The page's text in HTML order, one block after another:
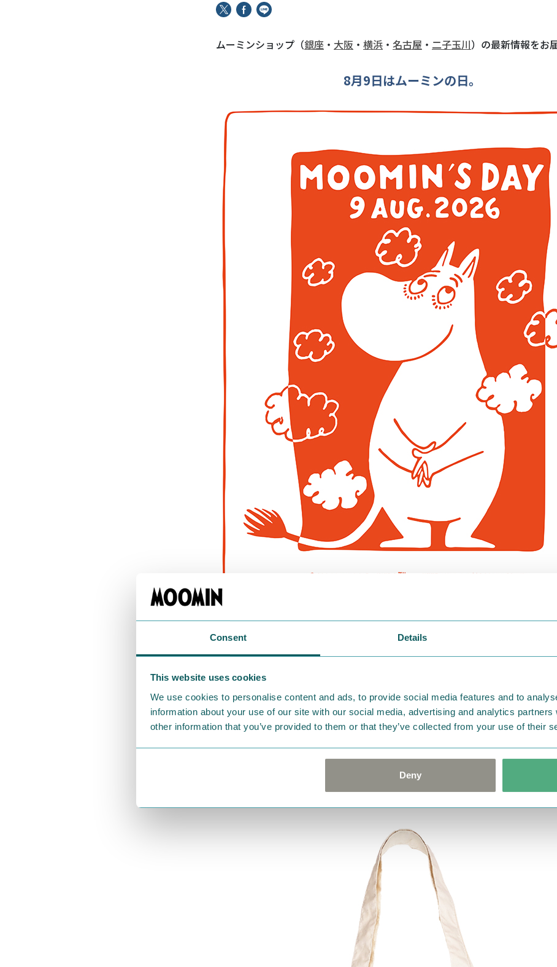
Consent Details
This website uses cookies
We use cookies to personalise content and ads, to provide social media features and to
information about your use of our site with our social media, advertising and analytics
other information that you’ve provided to them or that they’ve collected from your use of their
Deny
ムーミンショップ（銀座 ・ 大阪 ・ 横浜 ・ 名古屋 ・ 二子玉川）の最新情報をお
8月9日はムーミンの日。
「ムーミン」の原作者トーベ・ヤンソンの誕生日である8月9日を「ムーミン
め、毎年さまざまな形でお祝いしています。
ムーミンショップでは、7月1日（水）より「ムーミンの日 オリジナルトート
さらに、「ムーミンの日」に合わせたデザインのムーミンショップ限定品や
登場いたします。
7月1日（水）スタート！
「ムーミンの日」限定オリジナルトートバッグ
プレゼントキャンペーン